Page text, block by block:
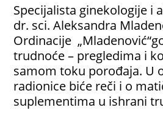
Specijalista ginekologije i
dr. sci. Aleksandra
Ordinacije
trudnoće – pregledima i
samom toku porođaja. U
radionice biće reči i o
suplementima u ishrani